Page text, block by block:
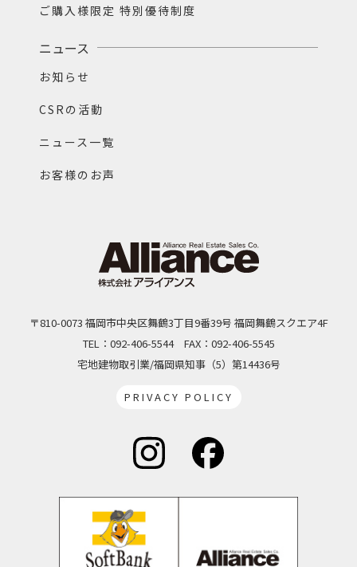
ご購入様限定 特別優待制度
ニュース
お知らせ
CSRの活動
ニュース一覧
お客様のお声
〒810-0073 福岡市中央区舞鶴3丁目9番39号 福岡舞鶴スクエア4F
TEL：092-406-5544 FAX：092-406-5545
宅地建物取引業/福岡県知事（5）第14436号
PRIVACY POLICY